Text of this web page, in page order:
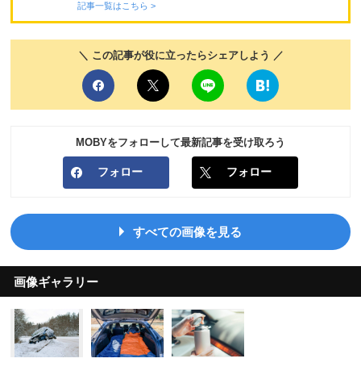
記事一覧はこちら >
＼ この記事が役に立ったらシェアしよう ／
MOBYをフォローして最新記事を受け取ろう
フォロー フォロー
すべての画像を見る
画像ギャラリー